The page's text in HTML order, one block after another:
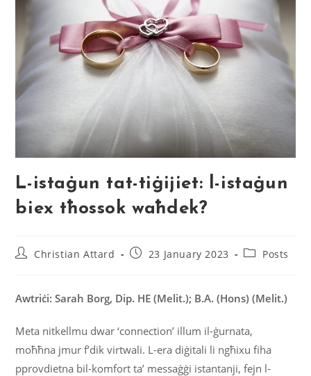
L-istaġun tat-tiġijiet: l-istaġun
biex tħossok waħdek?
Christian Attard 23 January 2023 Posts
Awtriċi: Sarah Borg, Dip. HE (Melit.); B.A. (Hons) (Melit.)
Meta nitkellmu dwar ‘connection’ illum il-ġurnata,
moħħna jmur f’dik virtwali. L-era diġitali li ngħixu fiha
pprovdietna bil-komfort ta’ messaġġi istantanji, fejn l-